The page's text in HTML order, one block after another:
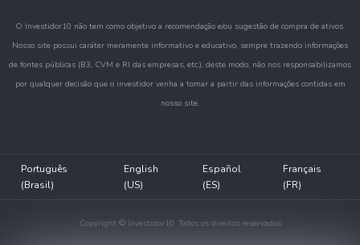
O Investidor10 não tem como objetivo a recomendação e/ou sugestão de compra de ativos.
Nosso site possui caráter meramente informativo e educativo, sempre trazendo informações
de fontes públicas (B3, CVM e RI das empresas, etc.), deste modo, não nos responsabilizamos
por qualquer decisão que o investidor venha a tomar a partir das informações contidas em
nosso site.
Português
(Brasil)
English
(US)
Español
(ES)
Français
(FR)
Copyright © Investidor10. Todos os direitos reservados